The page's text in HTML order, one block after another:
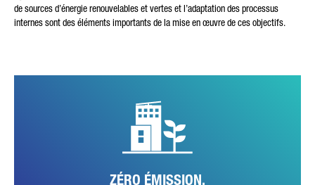
de sources d’énergie renouvelables et vertes et l’adaptation des processus
internes sont des éléments importants de la mise en œuvre de ces objectifs.
ZÉRO ÉMISSION.
L'usine de Tramagal a déjà réussi à réduire progressivement ses
émissions de CO2 au cours des dernières années, et même de 50 %
en 2021 par rapport à l'année précédente. D'ici la fin de l'année
2022, FUSO vise très concrètement une production entièrement